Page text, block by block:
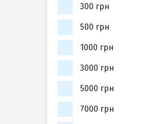
300 грн
500 грн
1000 грн
3000 грн
5000 грн
7000 грн